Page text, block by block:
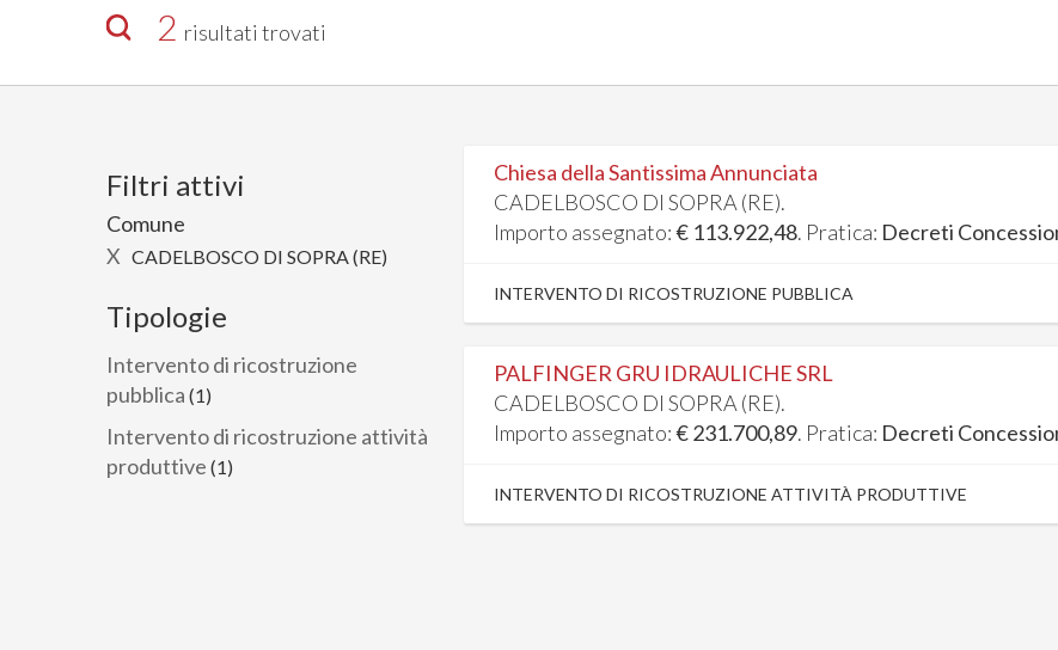
INTERVENTI
SI
2 risultati trovati
Filtri attivi
Comune
X CADELBOSCO DI SOPRA (RE)
Tipologie
Intervento di ricostruzione
pubblica (1)
Intervento di ricostruzione attività
produttive (1)
Chiesa della Santissima Annunciata
CADELBOSCO DI SOPRA (RE).
Importo assegnato:€ 113.922,48. Pratica: Decreti
INTERVENTO DI RICOSTRUZIONE PUBBLICA
PALFINGER GRU IDRAULICHE SRL
CADELBOSCO DI SOPRA (RE).
Importo assegnato:€ 231.700,89. Pratica: Decreti
INTERVENTO DI RICOSTRUZIONE ATTIVITÀ PRODUTTIVE